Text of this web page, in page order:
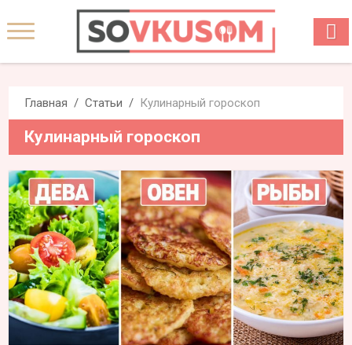
Главная Статьи Кулинарный гороскоп
Кулинарный гороскоп